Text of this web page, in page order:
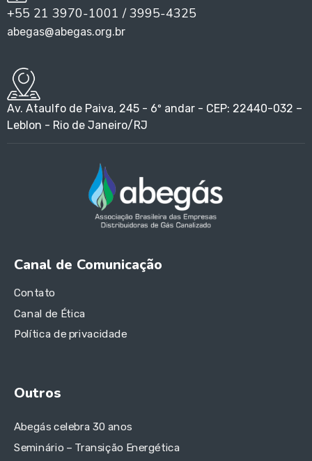
+55 21 3970-1001 / 3995-4325
abegas@abegas.org.br
Av. Ataulfo de Paiva, 245 - 6º andar - CEP: 22440-032 –
Leblon - Rio de Janeiro/RJ
Canal de Comunicação
Contato
Canal de Ética
Política de privacidade
Outros
Abegás celebra 30 anos
Seminário – Transição Energética